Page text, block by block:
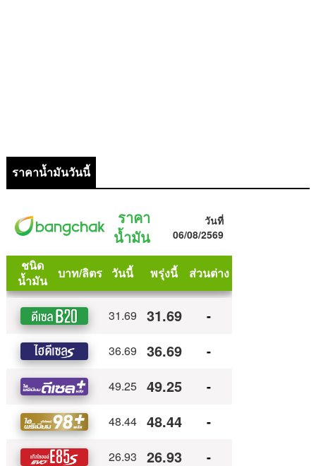
ราคาน้ำมันวันนี้